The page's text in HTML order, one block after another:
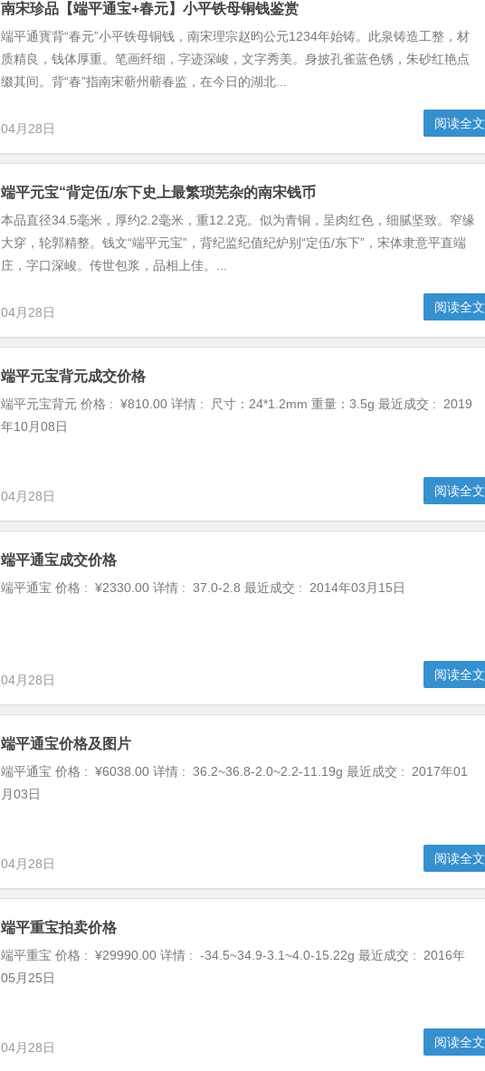
南宋珍品【端平通宝+春元】小平铁母铜钱鉴赏
端平通寳背“春元”小平铁母铜钱，南宋理宗赵昀公元1234年始铸。此泉铸造工整，材
质精良，钱体厚重。笔画纤细，字迹深峻，文字秀美。身披孔雀蓝色锈，朱砂红艳点
缀其间。背“春”指南宋蕲州蕲春监，在今日的湖北...
04月28日 阅读全文
端平元宝“背定伍/东下史上最繁琐芜杂的南宋钱币
本品直径34.5毫米，厚约2.2毫米，重12.2克。似为青铜，呈肉红色，细腻坚致。窄缘
大穿，轮郭精整。钱文“端平元宝”，背纪监纪值纪炉别“定伍/东下”，宋体隶意平直端
庄，字口深峻。传世包浆，品相上佳。...
04月28日 阅读全文
端平元宝背元成交价格
端平元宝背元 价格 : ¥810.00 详情 : 尺寸：24*1.2mm 重量：3.5g 最近成交 : 2019
年10月08日
04月28日 阅读全文
端平通宝成交价格
端平通宝 价格 : ¥2330.00 详情 : 37.0-2.8 最近成交 : 2014年03月15日
04月28日 阅读全文
端平通宝价格及图片
端平通宝 价格 : ¥6038.00 详情 : 36.2~36.8-2.0~2.2-11.19g 最近成交 : 2017年01
月03日
04月28日 阅读全文
端平重宝拍卖价格
端平重宝 价格 : ¥29990.00 详情 : -34.5~34.9-3.1~4.0-15.22g 最近成交 : 2016年
05月25日
04月28日 阅读全文